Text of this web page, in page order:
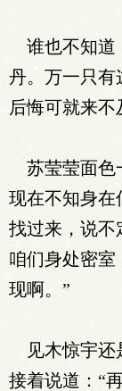
谁也不知道
丹。万一只有
后悔可就来不
苏莹莹面色
现在不知身在
找过来，说不
咱们身处密
现啊。”
见木惊宇还
接着说道：“